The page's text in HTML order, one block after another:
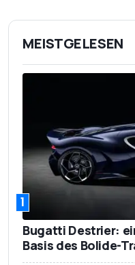
MEISTGELESEN
1
Bugatti Destrier:
Basis des Bolide-